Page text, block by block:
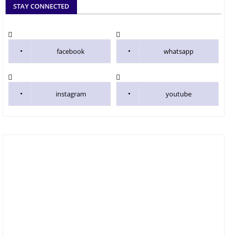
STAY CONNECTED
facebook whatsapp
instagram youtube